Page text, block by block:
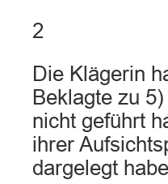
2
Die Klägerin
Beklagte zu
nicht geführt
ihrer
dargelegt